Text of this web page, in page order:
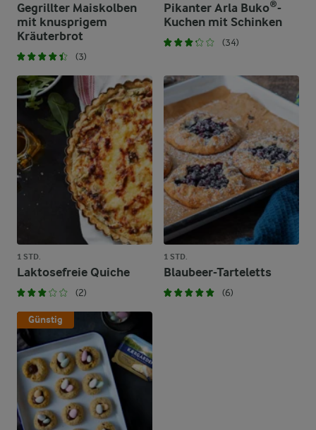
Gegrillter Maiskolben
mit knusprigem
Kräuterbrot
(3)
Pikanter Arla Buko®-
Kuchen mit Schinken
(34)
1 STD.
Laktosefreie Quiche
(2)
1 STD.
Blaubeer-Tarteletts
(6)
Günstig